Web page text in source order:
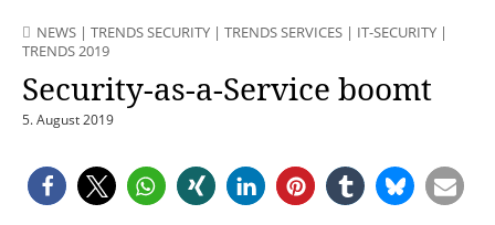
NEWS | TRENDS SECURITY | TRENDS SERVICES | IT-SECURITY |
TRENDS 2019
Security-as-a-Service boomt
5. August 2019